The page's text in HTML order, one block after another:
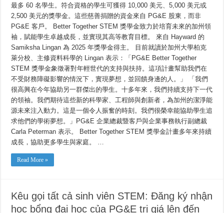
請
大
學
獎
學
金，
最
高
可
達
美
元
最多 60 名學生。符合資格的學生可獲得 10,000 美元、5,000 美元或
2,500 美元的獎學金。這些慈善捐贈的資金來自 PG&E 股東，而非
PG&E 客戶。 Better Together STEM 獎學金致力於培育未來的加州領
袖，賦能學生卓越成長，並實現其高等教育目標。 來自 Hayward 的
Samiksha Lingan 為 2025 年獎學金得主。 目前就讀於加州大學柏克
萊分校、主修資料科學的 Lingan 表示：「PG&E Better Together
STEM 獎學金象徵著對年輕世代的支持與扶持。這項計畫幫助我們在
不受財務障礙影響的情況下，實現夢想，並回饋身邊的人。」 「我們
很高興在今年協助另一群傑出的學生。十多年來，我們持續支持下一代
的領袖。我們期待這些新的科學家、工程師與創新者，為加州的潔淨能
源未來注入動力。這是一個令人振奮的時刻。我們很榮幸能協助學生追
求他們的學術夢想。」PG&E 企業總裁暨客戶與企業事務執行副總裁
Carla Peterman 表示。 Better Together STEM 獎學金計畫多年來持續
成長，協助更多學生與家庭。 …
Read More »
Kêu gọi tất cả sinh viên STEM: Đăng ký nhận
học bổng đại học của PG&E trị giá lên đến